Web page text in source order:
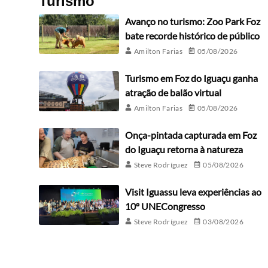
Avanço no turismo: Zoo Park Foz
bate recorde histórico de público
Amilton Farias 05/08/2026
Turismo em Foz do Iguaçu ganha
atração de balão virtual
Amilton Farias 05/08/2026
Onça-pintada capturada em Foz
do Iguaçu retorna à natureza
Steve Rodríguez 05/08/2026
Visit Iguassu leva experiências ao
10º UNECongresso
Steve Rodríguez 03/08/2026